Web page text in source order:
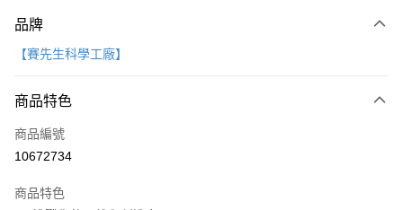
信用卡一次付款
Apple Pay
大哥付你分期
相關說明
1.本服務由台灣大哥大提供，台灣大哥大用戶可立即使用無須另外申請。
AFTEE先享後付
品牌
【賽先生科學工廠】
商品特色
商品編號
10672734
商品特色